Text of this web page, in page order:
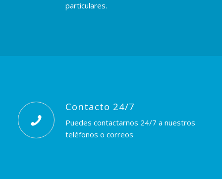
particulares.
Contacto 24/7
Puedes contactarnos 24/7 a nuestros
teléfonos o correos